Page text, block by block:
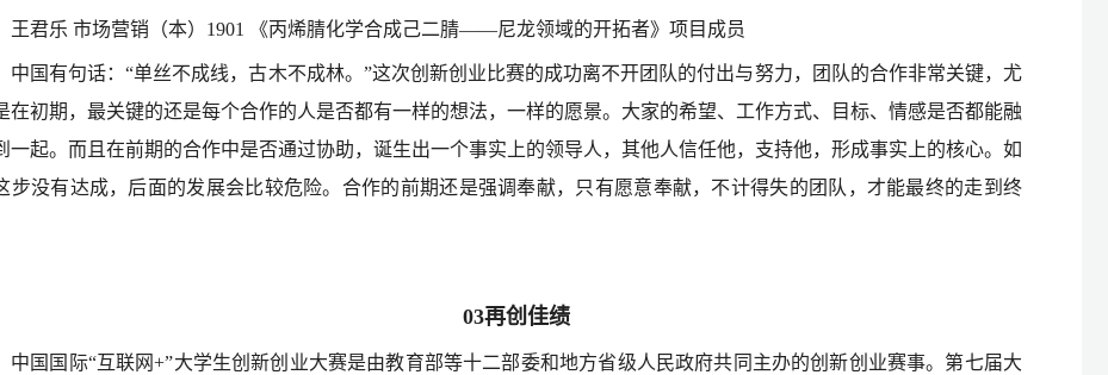
王君乐 市场营销（本）1901 《丙烯腈化学合成己二腈——尼龙领域的开拓者》项目成员
中国有句话：“单丝不成线，古木不成林。”这次创新创业比赛的成功离不开团队的付出与努力，团队的合作非常关键，尤
在初期，最关键的还是每个合作的人是否都有一样的想法，一样的愿景。大家的希望、工作方式、目标、情感是否都能融
一起。而且在前期的合作中是否通过协助，诞生出一个事实上的领导人，其他人信任他，支持他，形成事实上的核心。如
步没有达成，后面的发展会比较危险。合作的前期还是强调奉献，只有愿意奉献，不计得失的团队，才能最终的走到终
03再创佳绩
中国国际“互联网+”大学生创新创业大赛是由教育部等十二部委和地方省级人民政府共同主办的创新创业赛事。第七届大